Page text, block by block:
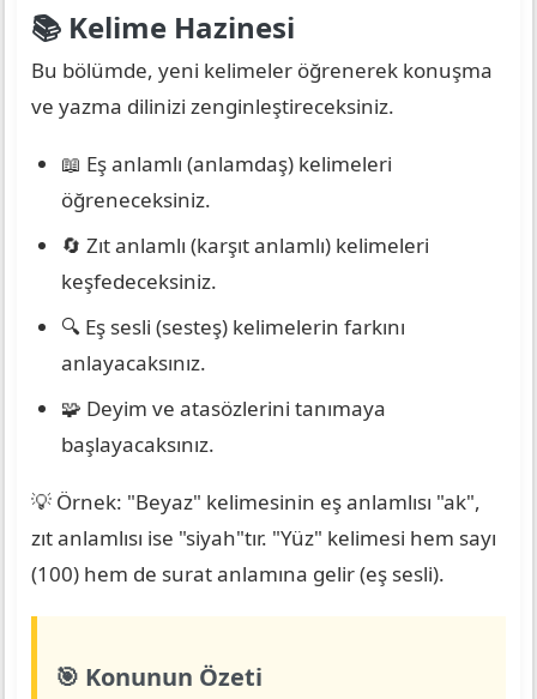
📚 Kelime Hazinesi
Bu bölümde, yeni kelimeler öğrenerek konuşma
ve yazma dilinizi zenginleştireceksiniz.
📖 Eş anlamlı (anlamdaş) kelimeleri
öğreneceksiniz.
🔄 Zıt anlamlı (karşıt anlamlı) kelimeleri
keşfedeceksiniz.
🔍 Eş sesli (sesteş) kelimelerin farkını
anlayacaksınız.
🧩 Deyim ve atasözlerini tanımaya
başlayacaksınız.
💡 Örnek: "Beyaz" kelimesinin eş anlamlısı "ak",
zıt anlamlısı ise "siyah"tır. "Yüz" kelimesi hem sayı
(100) hem de surat anlamına gelir (eş sesli).
🎯 Konunun Özeti